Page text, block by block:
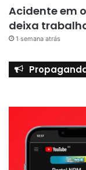
Acidente em
deixa
1 semana atrás